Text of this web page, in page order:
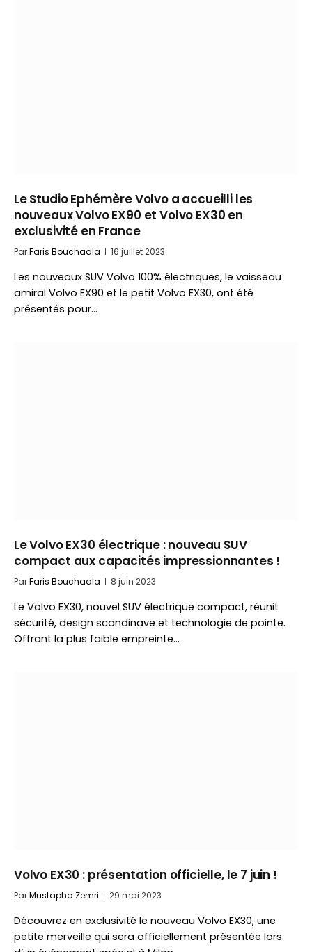
Le Studio Ephémère Volvo a accueilli les
nouveaux Volvo EX90 et Volvo EX30 en
exclusivité en France
ParFaris Bouchaala 16 juillet 2023
Les nouveaux SUV Volvo 100% électriques, le vaisseau
amiral Volvo EX90 et le petit Volvo EX30, ont été
présentés pour…
Le Volvo EX30 électrique : nouveau SUV
compact aux capacités impressionnantes !
ParFaris Bouchaala 8 juin 2023
Le Volvo EX30, nouvel SUV électrique compact, réunit
sécurité, design scandinave et technologie de pointe.
Offrant la plus faible empreinte…
Volvo EX30 : présentation officielle, le 7 juin !
ParMustapha Zemri 29 mai 2023
Découvrez en exclusivité le nouveau Volvo EX30, une
petite merveille qui sera officiellement présentée lors